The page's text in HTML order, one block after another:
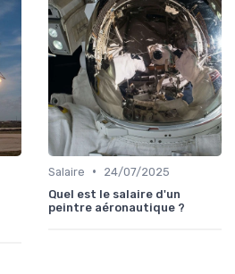
Salaire •
24/07/2025
Quel est le salaire d'un
peintre aéronautique ?